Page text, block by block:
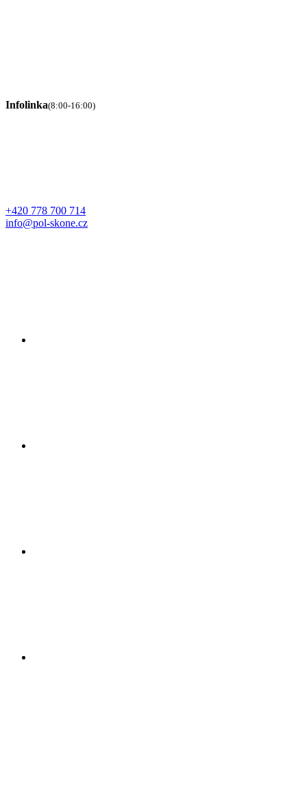
Infolinka(8:00-16:00)
+420 778 700 714
info@pol-skone.cz